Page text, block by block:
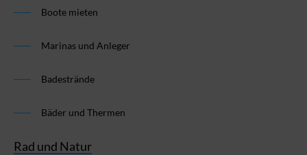
Boote mieten
Marinas und Anleger
Badestrände
Bäder und Thermen
Rad und Natur